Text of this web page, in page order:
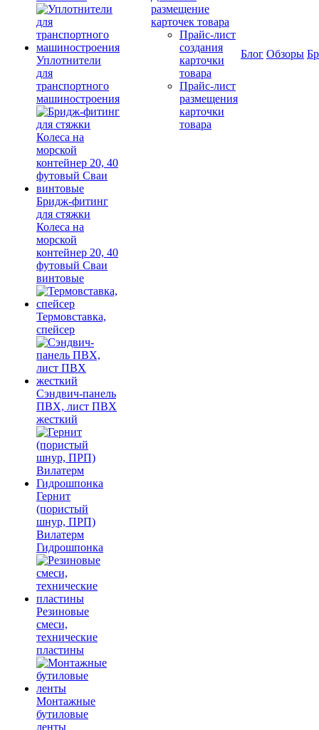
Уплотнители
для
транспортного
машиностроения
Бридж-фитинг
для стяжки
Колеса на
морской
контейнер 20, 40
футовый Сваи
винтовые
Термовставка,
спейсер
Сэндвич-панель
ПВХ, лист ПВХ
жесткий
Гернит
(пористый
шнур, ПРП)
Вилатерм
Гидрошпонка
Резиновые
смеси,
технические
пластины
Монтажные
бутиловые
ленты
размещение
карточек товара
Прайс-лист
создания
карточки
товара
Прайс-лист
размещения
карточки
товара
Блог Обзоры